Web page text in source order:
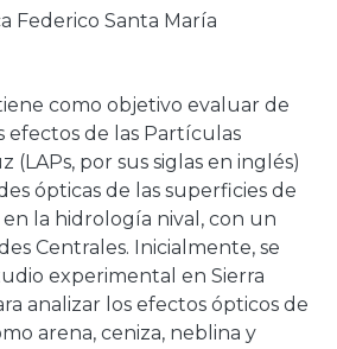
Federico Santa María
como objetivo evaluar de
efectos de las Partículas
(LAPs, por sus siglas en inglés)
ópticas de las superficies de
la hidrología nival, con un
Centrales. Inicialmente, se
experimental en Sierra
analizar los efectos ópticos de
arena, ceniza, neblina y